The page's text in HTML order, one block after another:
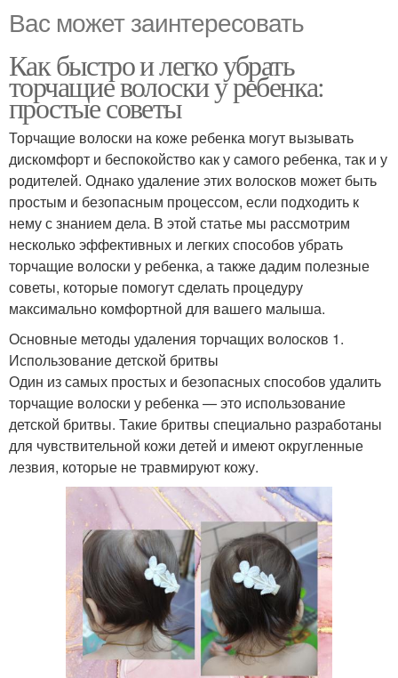
Вас может заинтересовать
Как быстро и легко убрать
торчащие волоски у ребенка:
простые советы
Торчащие волоски на коже ребенка могут вызывать
дискомфорт и беспокойство как у самого ребенка, так и у
родителей. Однако удаление этих волосков может быть
простым и безопасным процессом, если подходить к
нему с знанием дела. В этой статье мы рассмотрим
несколько эффективных и легких способов убрать
торчащие волоски у ребенка, а также дадим полезные
советы, которые помогут сделать процедуру
максимально комфортной для вашего малыша.
Основные методы удаления торчащих волосков 1.
Использование детской бритвы
Один из самых простых и безопасных способов удалить
торчащие волоски у ребенка — это использование
детской бритвы. Такие бритвы специально разработаны
для чувствительной кожи детей и имеют округленные
лезвия, которые не травмируют кожу.